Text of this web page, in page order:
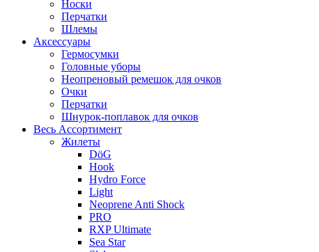
Носки
Перчатки
Шлемы
Аксессуары
Гермосумки
Головные уборы
Неопреновый ремешок для очков
Очки
Перчатки
Шнурок-поплавок для очков
Весь Ассортимент
Жилеты
DöG
Hook
Hydro Force
Light
Neoprene Anti Shock
PRO
RXP Ultimate
Sea Star